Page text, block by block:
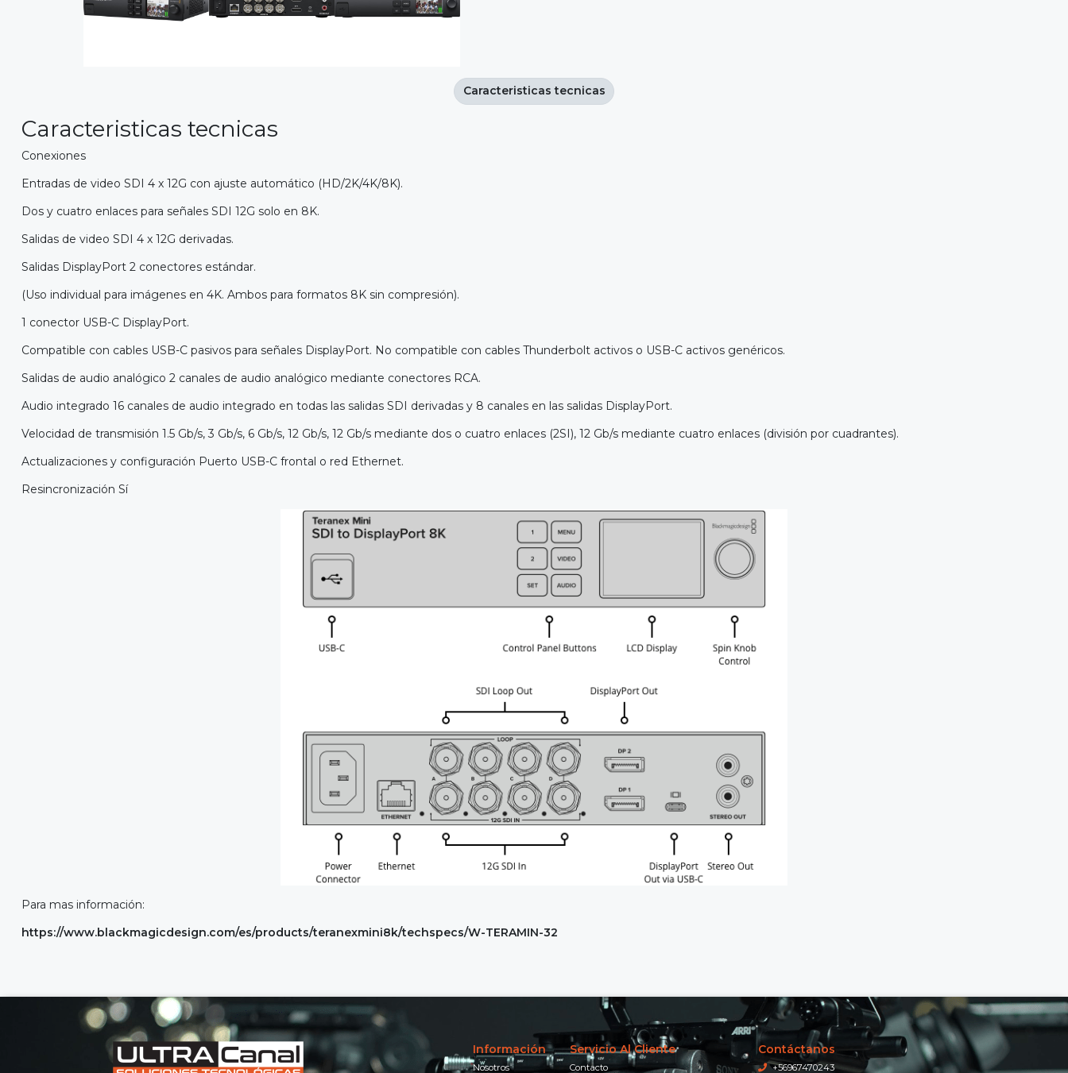
Caracteristicas tecnicas
Conexiones
Entradas de video SDI 4 x 12G con ajuste automático (HD/2K/4K/8K).
Dos y cuatro enlaces para señales SDI 12G solo en 8K.
Salidas de video SDI 4 x 12G derivadas.
Salidas DisplayPort 2 conectores estándar.
(Uso individual para imágenes en 4K. Ambos para formatos 8K sin compresión).
1 conector USB-C DisplayPort.
Compatible con cables USB-C pasivos para señales DisplayPort. No compatible con cables Thunderbolt activos o USB-C activos genéricos.
Salidas de audio analógico 2 canales de audio analógico mediante conectores RCA.
Audio integrado 16 canales de audio integrado en todas las salidas SDI derivadas y 8 canales en las salidas DisplayPort.
Velocidad de transmisión 1.5 Gb/s, 3 Gb/s, 6 Gb/s, 12 Gb/s, 12 Gb/s mediante dos o cuatro enlaces (2SI), 12 Gb/s mediante cuatro enlaces (división por cuadrantes).
Actualizaciones y configuración Puerto USB-C frontal o red Ethernet.
Resincronización Sí
Para mas información:
https://www.blackmagicdesign.com/es/products/teranexmini8k/techspecs/W-TERAMIN-32
Caracteristicas tecnicas
Información
Nosotros
Servicio Al Cliente
Contacto
Contáctanos
+56967470243